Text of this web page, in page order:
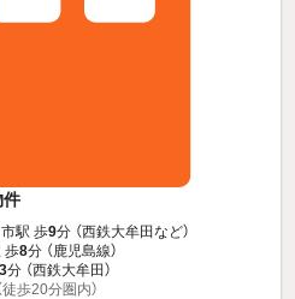
件
駅 歩9分 （西鉄大牟田など）
歩8分 （鹿児島線）
分 （西鉄大牟田）
歩20分圏内）